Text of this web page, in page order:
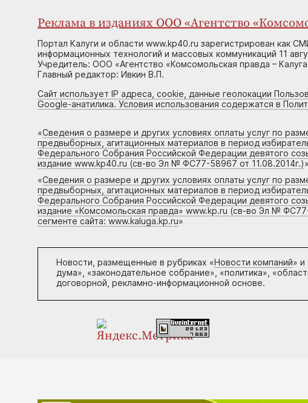
Реклама в изданиях ООО «Агентство
Портал Калуги и области www.kp40.ru зарегистрирован как
информационных технологий и массовых коммуникаций 11
Учредитель: ООО «Агентство «Комсомольская правда –
Главный редактор: Ивкин В.П.
Сайт использует IP адреса, cookie, данные геолокации
Google-анатилика. Условия использования содержатся в
«Сведения о размере и других условиях оплаты услуг по
предвыборных, агитационных материалов в период
Федерального Собрания Российской Федерации девятого
издание www.kp40.ru (св-во Эл № ФС77-58967 от 11.08.2014г.)»
«Сведения о размере и других условиях оплаты услуг по
предвыборных, агитационных материалов в период
Федерального Собрания Российской Федерации девятого
издание «Комсомольская правда» www.kp.ru (св-во Эл №
сегменте сайта: www.kaluga.kp.ru»
Новости, размещенные в рубриках «Новости компаний» и
дума», «законодательное собрание», «политика»,
договорной, рекламно-информационной основе.